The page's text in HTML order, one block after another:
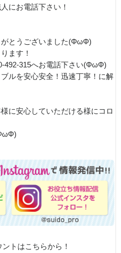
にお電話下さい！
がとうございました(ΦωΦ)
ます！
492-315へお電話下さい(ΦωΦ)
ルを安心安全！迅速丁寧！に解
に安心していただける様にコロ
トはこちらから！